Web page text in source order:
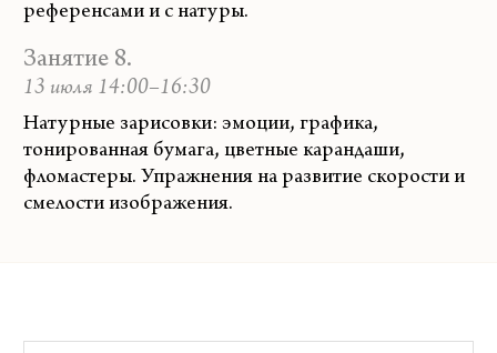
референсами и с натуры.
Занятие 8.
13 июля 14:00–16:30
Натурные зарисовки: эмоции, графика,
тонированная бумага, цветные карандаши,
фломастеры. Упражнения на развитие скорости и
смелости изображения.